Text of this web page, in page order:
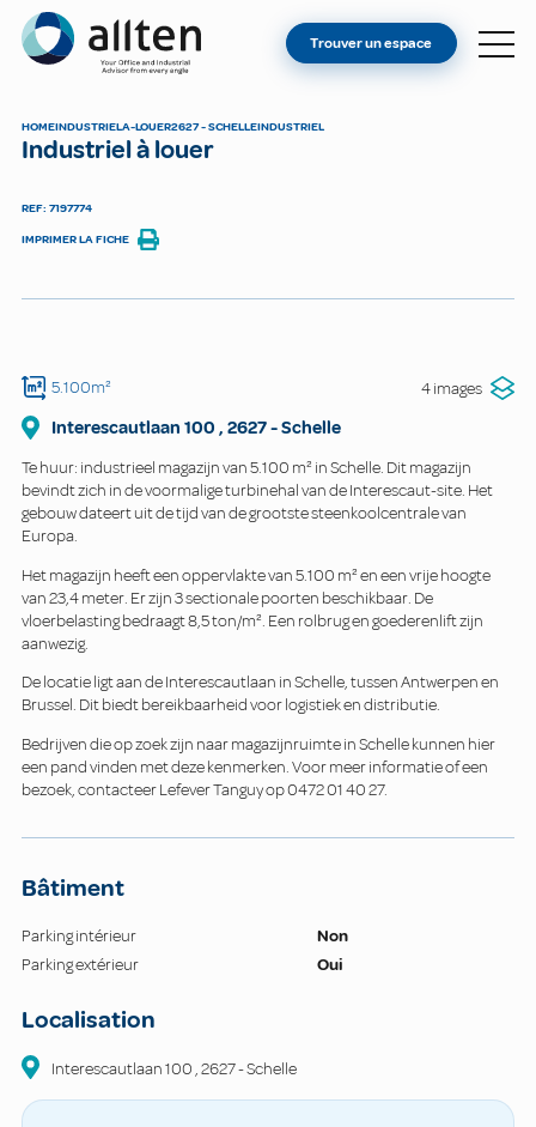
Allten
TROUVER UN ESPACE
Trouver un espace
HOMEINDUSTRIELA-LOUER2627 - SCHELLEINDUSTRIEL
Industriel à louer
REF: 7197774
IMPRIMER LA FICHE
5.100m² 4 images
Interescautlaan 100 , 2627-Schelle
Te huur: industrieel magazijn van 5.100 m² in Schelle. Dit magazijn
bevindt zich in de voormalige turbinehal van de Interescaut-site. Het
gebouw dateert uit de tijd van de grootste steenkoolcentrale van
Europa.
Het magazijn heeft een oppervlakte van 5.100 m² en een vrije hoogte
van 23,4 meter. Er zijn 3 sectionale poorten beschikbaar. De
vloerbelasting bedraagt 8,5 ton/m². Een rolbrug en goederenlift zijn
aanwezig.
De locatie ligt aan de Interescautlaan in Schelle, tussen Antwerpen en
Brussel. Dit biedt bereikbaarheid voor logistiek en distributie.
Bedrijven die op zoek zijn naar magazijnruimte in Schelle kunnen hier
een pand vinden met deze kenmerken. Voor meer informatie of een
bezoek, contacteer Lefever Tanguy op 0472 01 40 27.
Bâtiment
Parking intérieur
Non
Parking extérieur
Oui
Localisation
Interescautlaan100 ,2627-Schelle